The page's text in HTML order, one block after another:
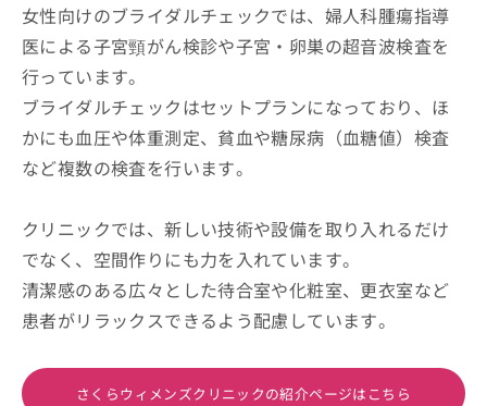
女性向けのブライダルチェックでは、婦人科腫瘍指導
医による子宮頸がん検診や子宮・卵巣の超音波検査を
行っています。
ブライダルチェックはセットプランになっており、ほ
かにも血圧や体重測定、貧血や糖尿病（血糖値）検査
など複数の検査を行います。
クリニックでは、新しい技術や設備を取り入れるだけ
でなく、空間作りにも力を入れています。
清潔感のある広々とした待合室や化粧室、更衣室など
患者がリラックスできるよう配慮しています。
さくらウィメンズクリニックの紹介ページはこちら